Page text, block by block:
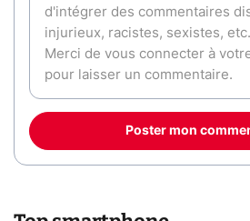
Poster mon